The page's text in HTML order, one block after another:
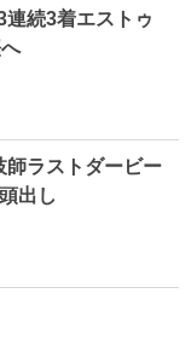
連続3着エストゥ
ラストダービー
出し